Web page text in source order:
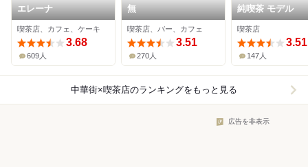
エレーナ
喫茶店、カフェ、ケーキ
3.68
609人
無
喫茶店、バー、カフェ
3.51
270人
純喫茶 モデル
喫茶店
3.51
147人
中華街×喫茶店のランキングをもっと見る
広告を非表示